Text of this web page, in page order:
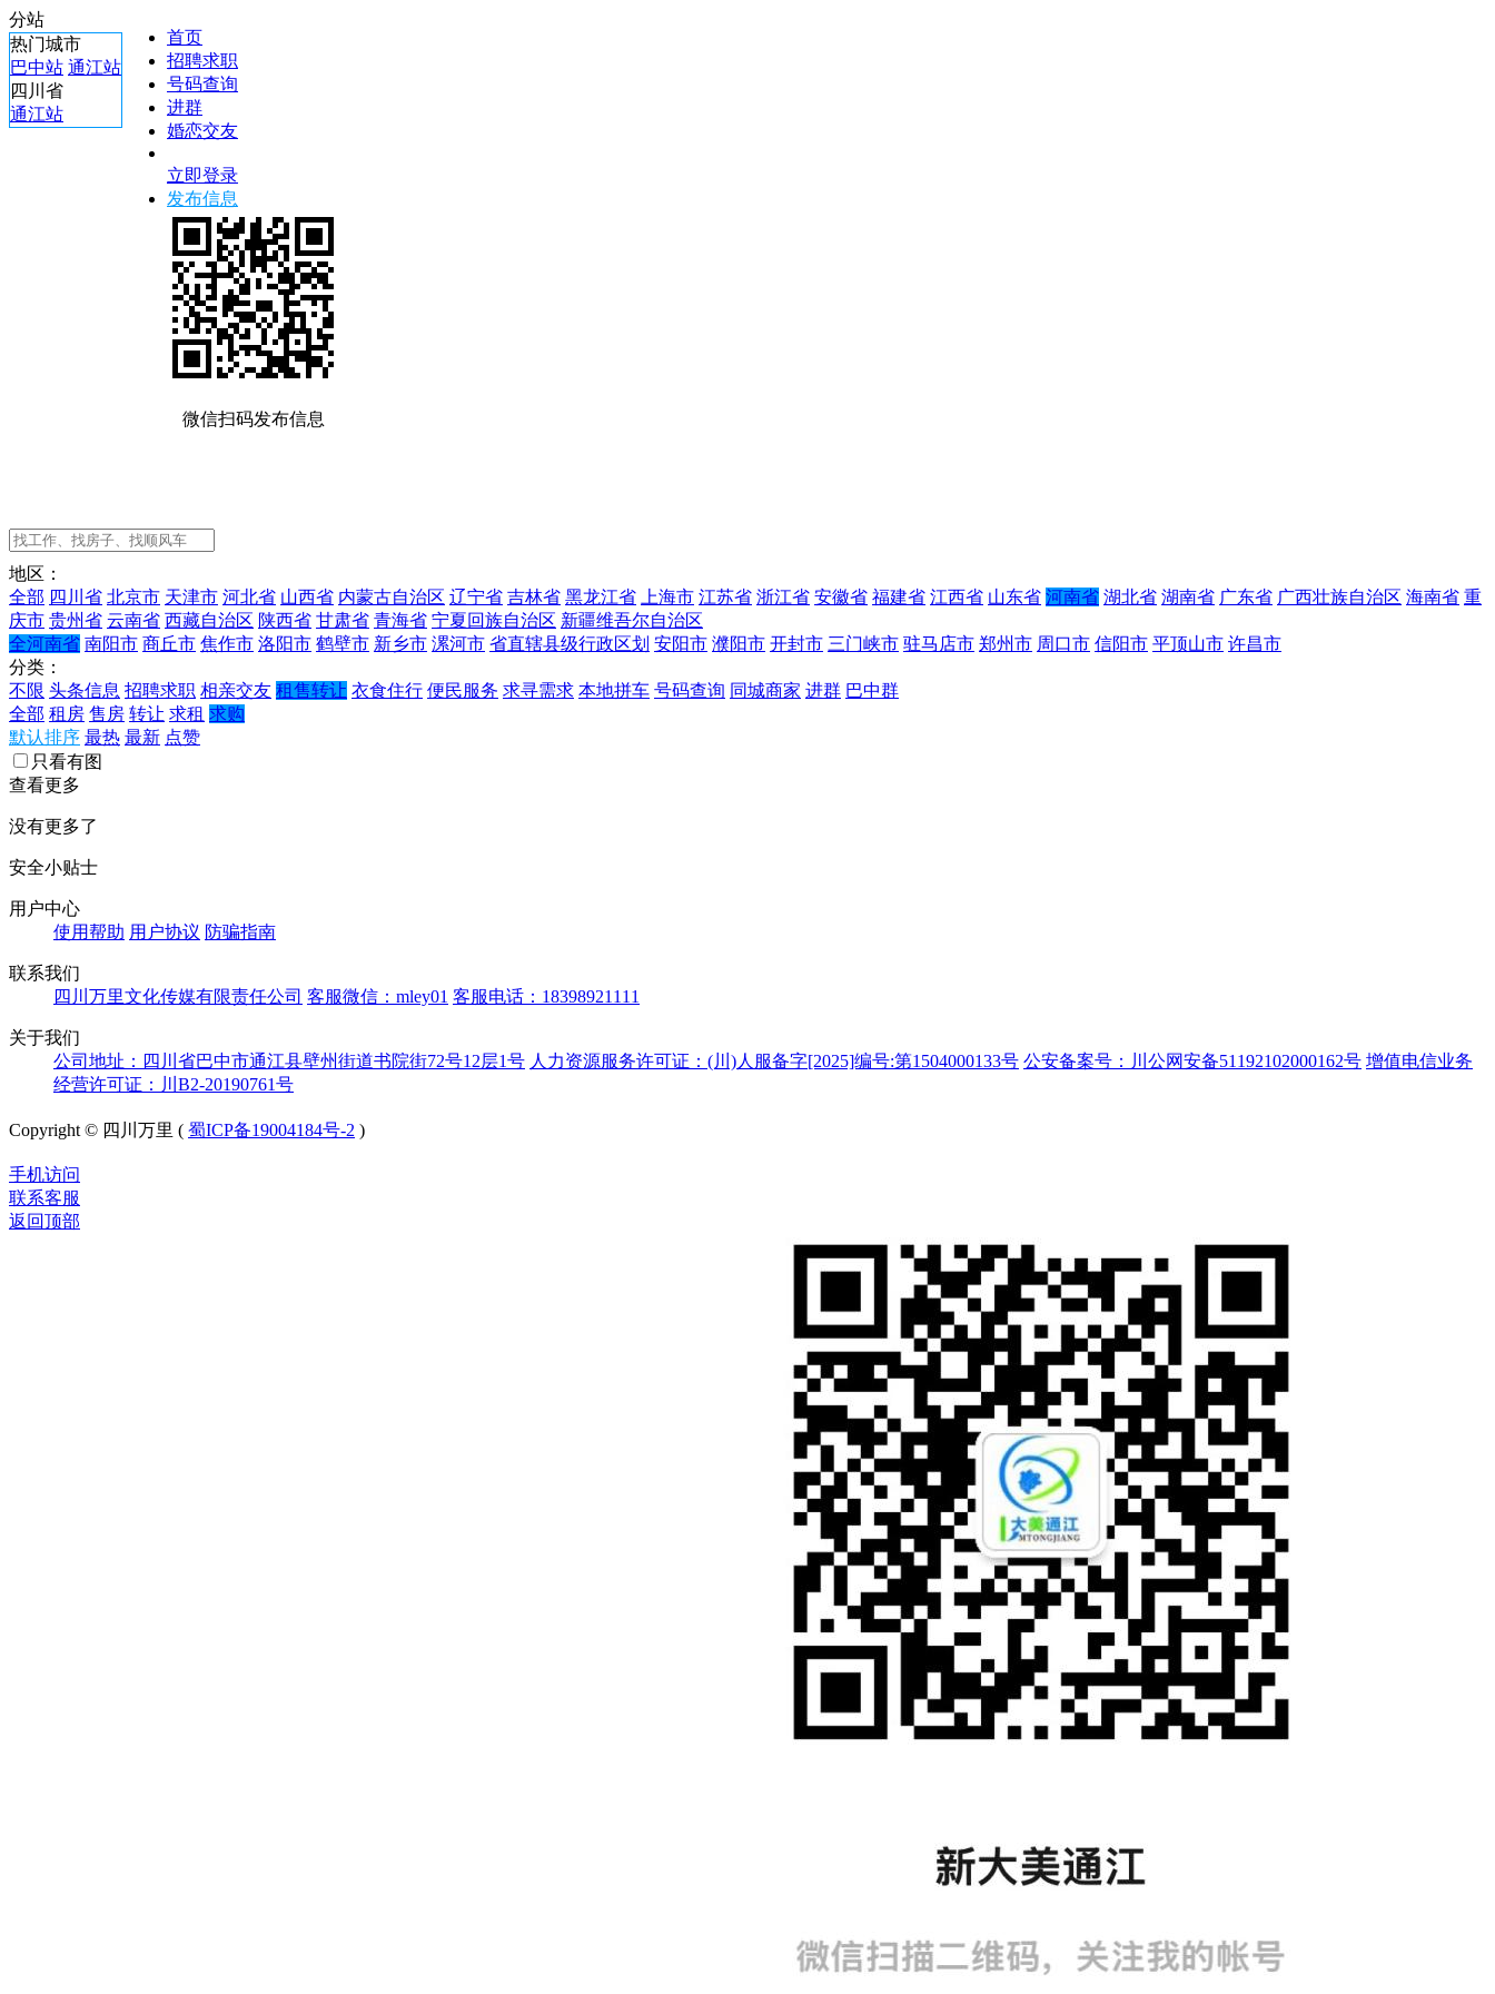
分站
热门城市
巴中站 通江站
四川省
通江站
首页
招聘求职
号码查询
进群
婚恋交友
立即登录
发布信息
微信扫码发布信息
地区：
全部 四川省 北京市 天津市 河北省 山西省 内蒙古自治区 辽宁省 吉林省 黑龙江省 上海市 江苏省 浙江省 安徽省 福建省 江西省 山东省 河南省 湖北省 湖南省 广东省 广西壮族自治区 海南省 重
庆市 贵州省 云南省 西藏自治区 陕西省 甘肃省 青海省 宁夏回族自治区 新疆维吾尔自治区
全河南省 南阳市 商丘市 焦作市 洛阳市 鹤壁市 新乡市 漯河市 省直辖县级行政区划 安阳市 濮阳市 开封市 三门峡市 驻马店市 郑州市 周口市 信阳市 平顶山市 许昌市
分类：
不限 头条信息 招聘求职 相亲交友 租售转让 衣食住行 便民服务 求寻需求 本地拼车 号码查询 同城商家 进群 巴中群
全部 租房 售房 转让 求租 求购
默认排序 最热 最新 点赞
只看有图
查看更多
没有更多了
安全小贴士
用户中心
使用帮助 用户协议 防骗指南
联系我们
四川万里文化传媒有限责任公司 客服微信：mley01 客服电话：18398921111
关于我们
公司地址：四川省巴中市通江县壁州街道书院街72号12层1号 人力资源服务许可证：(川)人服备字[2025]编号:第1504000133号 公安备案号：川公网安备51192102000162号 增值电信业务
经营许可证：川B2-20190761号
Copyright © 四川万里 ( 蜀ICP备19004184号-2 )
手机访问
联系客服
返回顶部